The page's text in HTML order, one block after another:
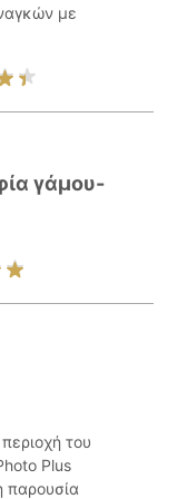
με
γάμου-
του
Plus
παρουσία